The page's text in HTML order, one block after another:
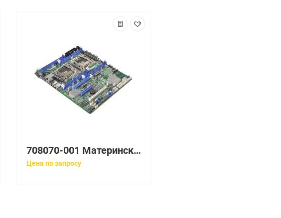
708070-001 Материнская плата HP System board standalone R2
Цена по запросу